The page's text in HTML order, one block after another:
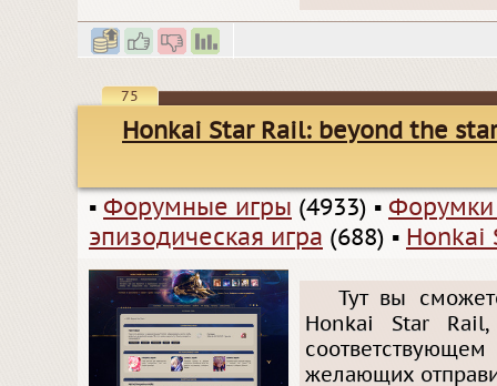
75
Honkai Star Rail: beyond the
▪ Форумные игры (4933) ▪
эпизодическая игра (688) ▪ Honkai
Тут вы
Honkai Star Rail,
желающих